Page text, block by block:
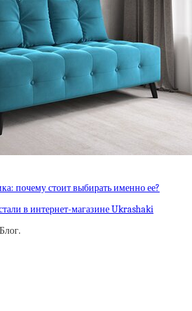
почему стоит выбирать именно ее?
в интернет-магазине Ukrashaki